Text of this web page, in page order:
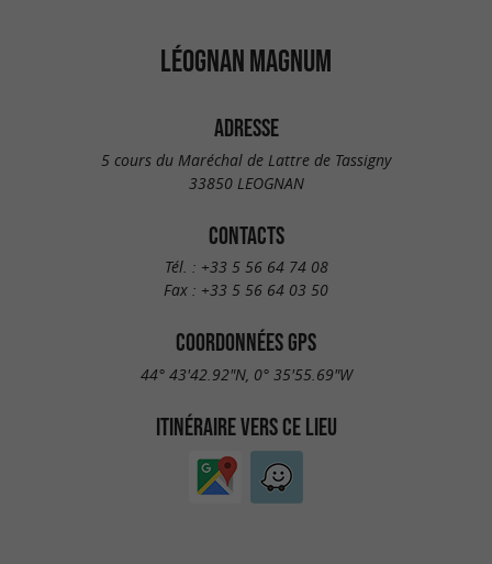
LÉOGNAN MAGNUM
ADRESSE
5 cours du Maréchal de Lattre de Tassigny
33850 LEOGNAN
CONTACTS
Tél. : +33 5 56 64 74 08
Fax : +33 5 56 64 03 50
COORDONNÉES GPS
44° 43'42.92"N, 0° 35'55.69"W
ITINÉRAIRE VERS CE LIEU